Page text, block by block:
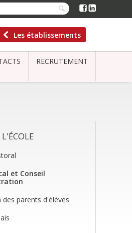
Les établissements
RECRUTEMENT
et Conseil
des parents d'élèves